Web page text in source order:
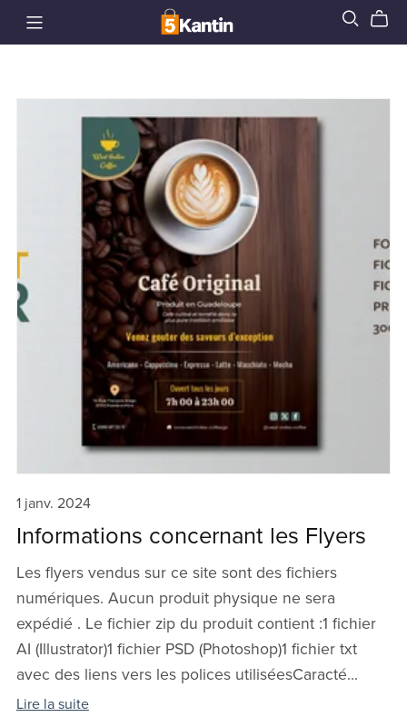
1 janv. 2024
Informations concernant les Flyers
Les flyers vendus sur ce site sont des fichiers
numériques. Aucun produit physique ne sera
expédié . Le fichier zip du produit contient :1 fichier
AI (Illustrator)1 fichier PSD (Photoshop)1 fichier txt
avec des liens vers les polices utiliséesCaracté...
Lire la suite